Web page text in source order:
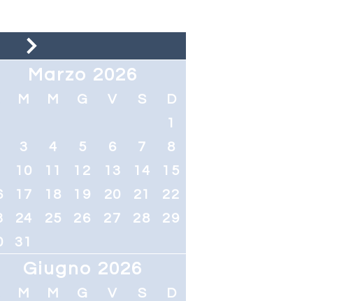
Marzo 2026
M M G V S
D
1
3 4 5 6 7
8
10 11 12 13 14
15
17 18 19 20 21
22
24 25 26 27 28
29
31
Giugno 2026
M M G V S
D